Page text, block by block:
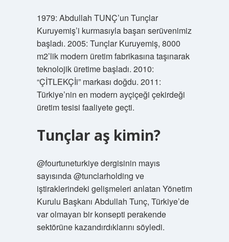
1979: Abdullah TUNÇ’un Tunçlar
Kuruyemiş’i kurmasıyla başarı serüvenimiz
başladı. 2005: Tunçlar Kuruyemiş, 8000
m2’lik modern üretim fabrikasına taşınarak
teknolojik üretime başladı. 2010:
“ÇİTLEKÇİi” markası doğdu. 2011:
Türkiye’nin en modern ayçiçeği çekirdeği
üretim tesisi faaliyete geçti.
Tunçlar aş kimin?
@fourtuneturkiye dergisinin mayıs
sayısında @tunclarholding ve
iştiraklerindeki gelişmeleri anlatan Yönetim
Kurulu Başkanı Abdullah Tunç, Türkiye’de
var olmayan bir konsepti perakende
sektörüne kazandırdıklarını söyledi.